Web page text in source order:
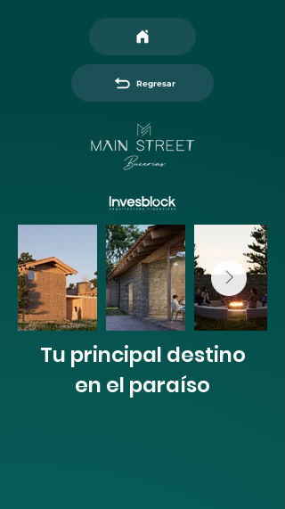
Regresar
Tu principal destino
en el paraíso